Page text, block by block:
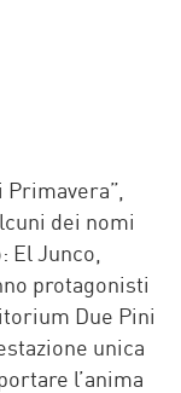
dei nomi
El Junco,
protagonisti
Due Pini
unica
l’anima